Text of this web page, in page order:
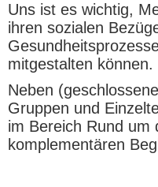
Uns ist es wichtig,
ihren sozialen
mitgestalten können.
Neben
Gruppen und
im Bereich Rund um
komplementären